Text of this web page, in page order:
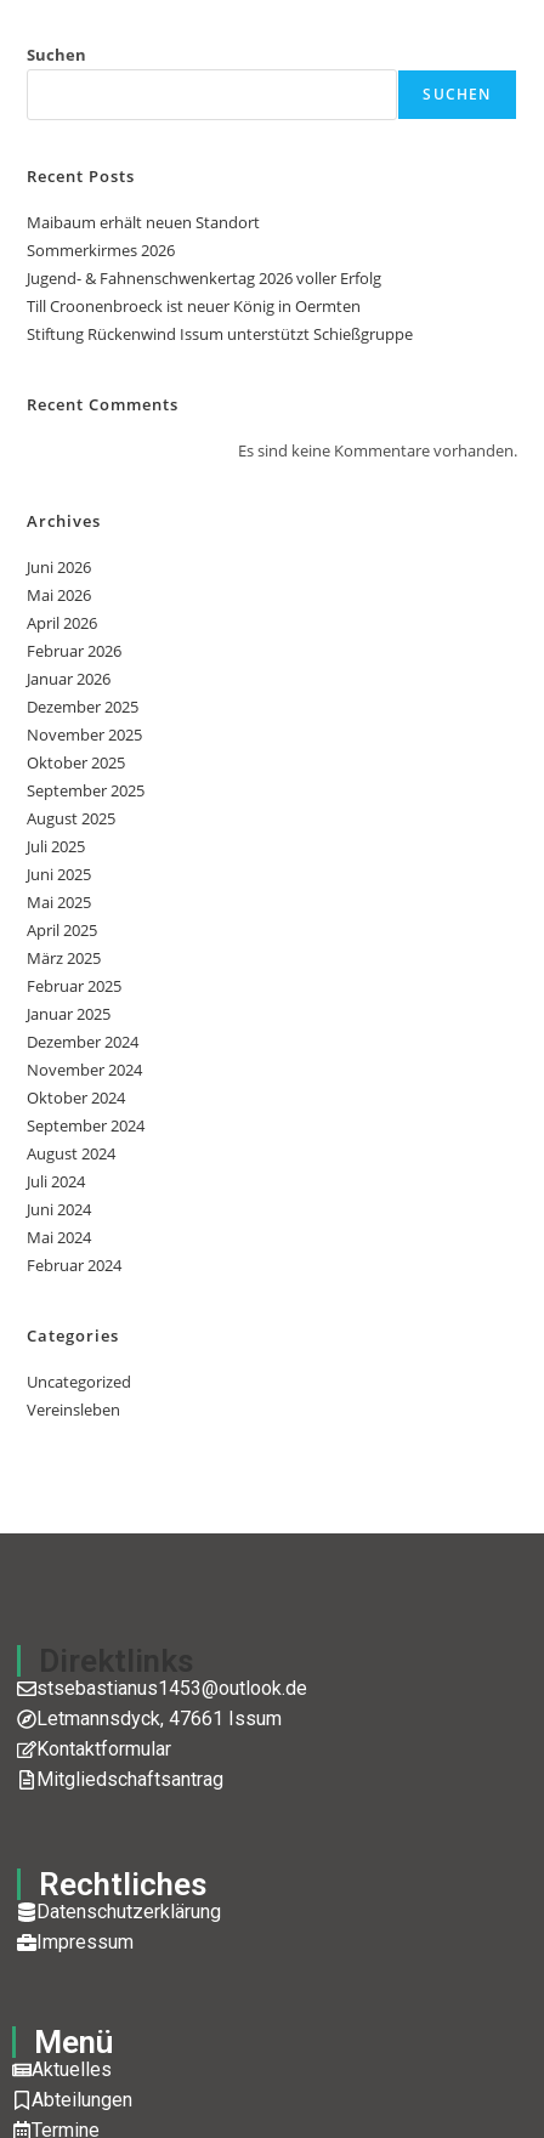
Suchen
SUCHEN
Recent Posts
Maibaum erhält neuen Standort
Sommerkirmes 2026
Jugend- & Fahnenschwenkertag 2026 voller Erfolg
Till Croonenbroeck ist neuer König in Oermten
Stiftung Rückenwind Issum unterstützt Schießgruppe
Recent Comments
Es sind keine Kommentare vorhanden.
Archives
Juni 2026
Mai 2026
April 2026
Februar 2026
Januar 2026
Dezember 2025
November 2025
Oktober 2025
September 2025
August 2025
Juli 2025
Juni 2025
Mai 2025
April 2025
März 2025
Februar 2025
Januar 2025
Dezember 2024
November 2024
Oktober 2024
September 2024
August 2024
Juli 2024
Juni 2024
Mai 2024
Februar 2024
Categories
Uncategorized
Vereinsleben
stsebastianus1453@outlook.de
Letmannsdyck, 47661 Issum
Kontaktformular
Mitgliedschaftsantrag
Rechtliches
Datenschutzerklärung
Impressum
Menü
Aktuelles
Abteilungen
Termine